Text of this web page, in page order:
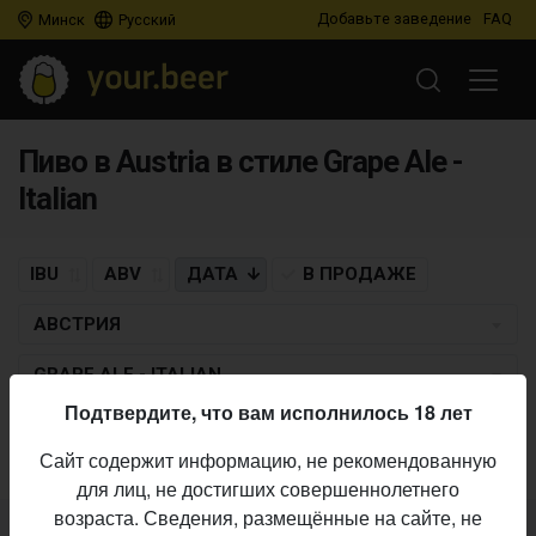
Минск Русский Добавьте заведение FAQ
Пиво в Austria в стиле Grape Ale -
Italian
IBU ABV ДАТА В ПРОДАЖЕ
АВСТРИЯ
GRAPE ALE - ITALIAN
Пиво по заданным критериям не найдено
Подтвердите, что вам исполнилось 18 лет
Сайт содержит информацию, не рекомендованную
для лиц, не достигших совершеннолетнего
возраста. Сведения, размещённые на сайте, не